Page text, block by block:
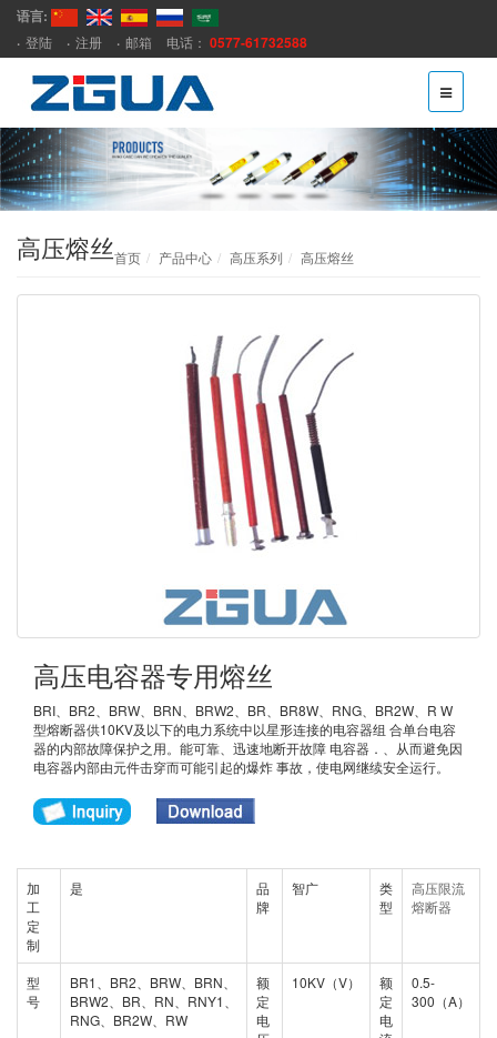
语言:
登陆 注册 邮箱 电话： 0577-61732588
高压熔丝首页 产品中心 高压系列 高压熔丝
高压电容器专用熔丝
BRI、BR2、BRW、BRN、BRW2、BR、BR8W、RNG、BR2W、R W
型熔断器供10KV及以下的电力系统中以星形连接的电容器组 合单台电容
器的内部故障保护之用。能可靠、迅速地断开故障 电容器．、从而避免因
电容器内部由元件击穿而可能引起的爆炸 事故，使电网继续安全运行。
加
工
定
制
是
品
牌
智广
类
型
高压限流
熔断器
型
号
BR1、BR2、BRW、BRN、
BRW2、BR、RN、RNY1、
RNG、BR2W、RW
额
定
电
10KV（V）
额
定
电
0.5-
300（A）